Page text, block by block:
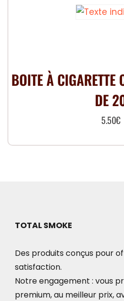
BOITE À CIGARETTE
DE
5.50€
TOTAL SMOKE
Des produits conçus pour
satisfaction.
Notre engagement : vous
premium, au meilleur prix,